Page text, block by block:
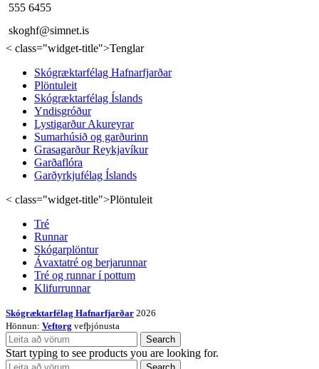
555 6455
skoghf@simnet.is
< class="widget-title">Tenglar
Skógræktarfélag Hafnarfjarðar
Plöntuleit
Skógræktarfélag Íslands
Yndisgróður
Lystigarður Akureyrar
Sumarhúsið og garðurinn
Grasagarður Reykjavíkur
Garðaflóra
Garðyrkjufélag Íslands
< class="widget-title">Plöntuleit
Tré
Runnar
Skógarplöntur
Ávaxtatré og berjarunnar
Tré og runnar í pottum
Klifurrunnar
Skógræktarfélag Hafnarfjarðar 2026
Hönnun: Veftorg vefþjónusta
Search
Start typing to see products you are looking for.